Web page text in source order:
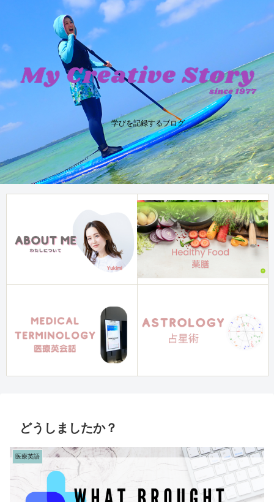
学びを記録するブログ
どうしましたか？
医療英語